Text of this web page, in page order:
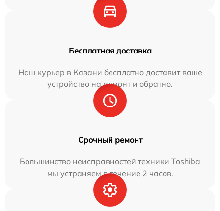
Бесплатная доставка
Наш курьер в Казани бесплатно доставит ваше
устройство на ремонт и обратно.
Срочный ремонт
Большинство неисправностей техники Toshiba
мы устраняем в течение 2 часов.